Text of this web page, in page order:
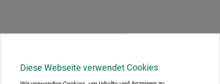
Diese Webseite verwendet Cookies